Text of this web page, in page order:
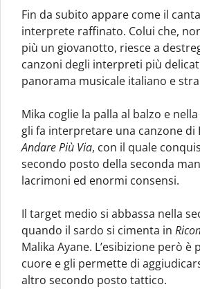
Fin da subito appare come il
interprete raffinato. Colui che,
più un giovanotto, riesce a
canzoni degli interpreti più
panorama musicale italiano e
Mika coglie la palla al balzo e
gli fa interpretare una canzone di
Andare Più Via, con il quale
secondo posto della seconda
lacrimoni ed enormi consensi.
Il target medio si abbassa nella
quando il sardo si cimenta in
Malika Ayane. L’esibizione però è
cuore e gli permette di
altro secondo posto tattico.